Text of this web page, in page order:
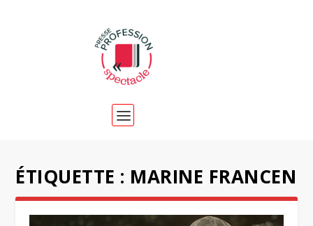
ÉTIQUETTE : MARINE FRANCEN